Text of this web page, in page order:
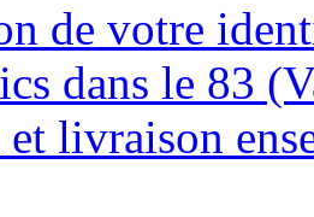
de votre
dans le 83
livraison